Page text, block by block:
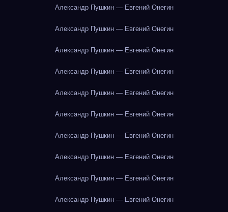
Александр Пушкин — Евгений Онегин
Александр Пушкин — Евгений Онегин
Александр Пушкин — Евгений Онегин
Александр Пушкин — Евгений Онегин
Александр Пушкин — Евгений Онегин
Александр Пушкин — Евгений Онегин
Александр Пушкин — Евгений Онегин
Александр Пушкин — Евгений Онегин
Александр Пушкин — Евгений Онегин
Александр Пушкин — Евгений Онегин